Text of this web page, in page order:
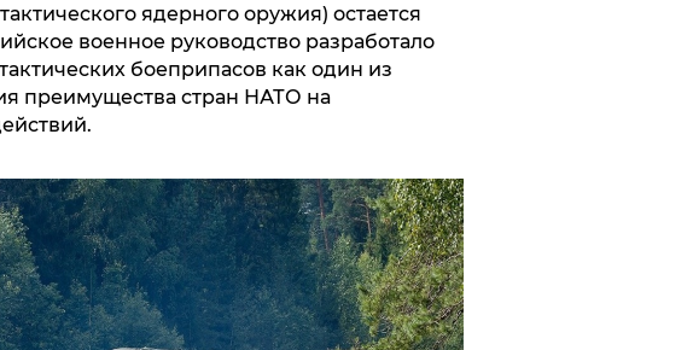
ядерного оружия) остается
военное руководство разработало
боеприпасов как один из
преимущества стран НАТО на